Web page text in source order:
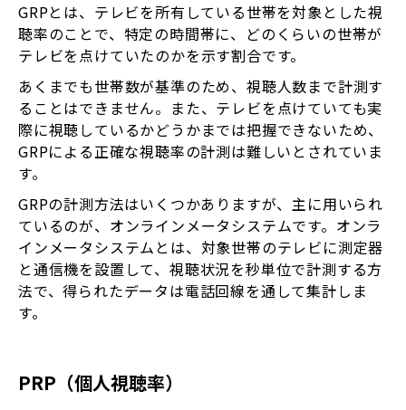
GRPとは、テレビを所有している世帯を対象とした視
聴率のことで、特定の時間帯に、どのくらいの世帯が
テレビを点けていたのかを示す割合です。
あくまでも世帯数が基準のため、視聴人数まで計測す
ることはできません。また、テレビを点けていても実
際に視聴しているかどうかまでは把握できないため、
GRPによる正確な視聴率の計測は難しいとされていま
す。
GRPの計測方法はいくつかありますが、主に用いられ
ているのが、オンラインメータシステムです。オンラ
インメータシステムとは、対象世帯のテレビに測定器
と通信機を設置して、視聴状況を秒単位で計測する方
法で、得られたデータは電話回線を通して集計しま
す。
PRP（個人視聴率）